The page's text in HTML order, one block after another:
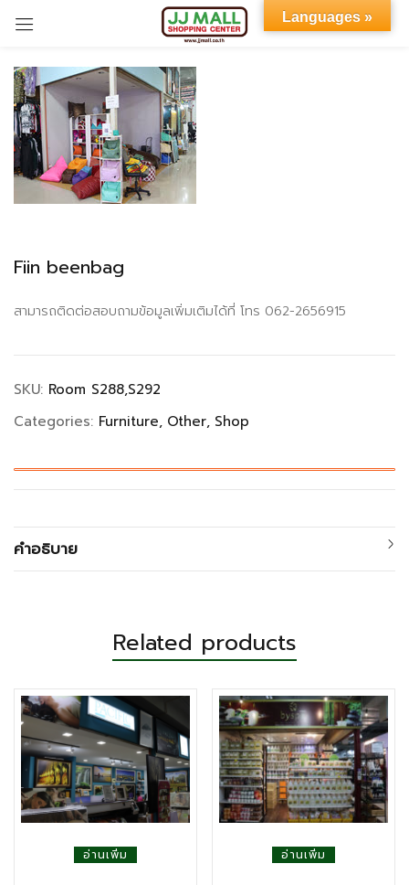
Fiin beenbag
สามารถติดต่อสอบถามข้อมูลเพิ่มเติมได้ที่ โทร 062-2656915
SKU: Room S288,S292
Categories: Furniture Other Shop
คำอธิบาย
Related products
อ่านเพิ่ม อ่านเพิ่ม
Languages »
Sign in